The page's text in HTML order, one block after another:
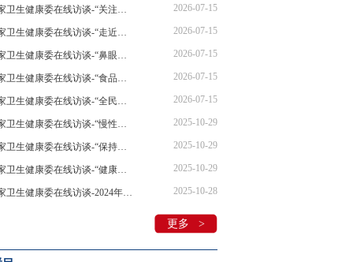
国家卫生健康委在线访谈-“关注心理健康，自在奔赴理想”在线访谈 2026-07-15
国家卫生健康委在线访谈-“走近营养标签新标准，守护‘舌尖上的安全与健康’”在线访谈 2026-07-15
国家卫生健康委在线访谈-“鼻眼同治，从容应对过敏季” 在线访谈 2026-07-15
国家卫生健康委在线访谈-“食品数字标签应用推广”在线访谈 2026-07-15
国家卫生健康委在线访谈-“全民科学爱耳，共护听力健康”在线访谈 2026-07-15
国家卫生健康委在线访谈-“慢性病莫小视 健康管理要重视”在线访谈 2025-10-29
国家卫生健康委在线访谈-“保持吃动平衡，维持健康体重”在线访谈 2025-10-29
国家卫生健康委在线访谈-“健康饮食 合理膳食” 在线访谈 2025-10-29
国家卫生健康委在线访谈-2024年“全国爱牙日”在线访谈 2025-10-28
更多 >